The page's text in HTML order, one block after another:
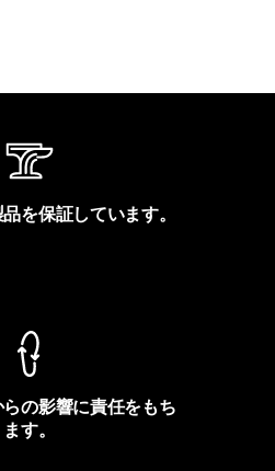
を保証しています。
の影響に責任をもち
ます。